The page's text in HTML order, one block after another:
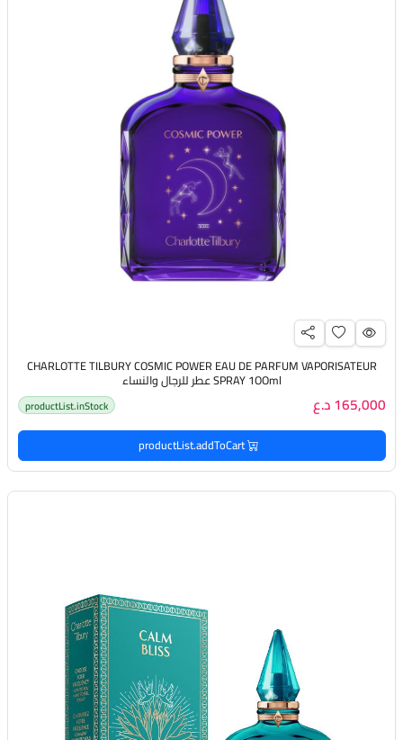
CHARLOTTE TILBURY COSMIC POWER EAU DE PARFUM VAPORISATEUR
SPRAY 1OOml عطر للرجال والنساء
165,000 د.ع productList.inStock
productList.addToCart